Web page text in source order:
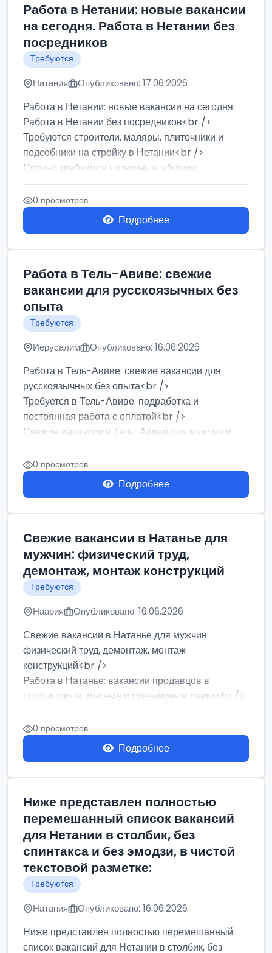
Работа в Нетании: новые вакансии
на сегодня. Работа в Нетании без
посредников
Требуются
Натания Опубликовано: 17.06.2026
Работа в Нетании: новые вакансии на сегодня.
Работа в Нетании без посредников<br />
Требуются строители, маляры, плиточники и
подсобники на стройку в Нетании<br />
Срочно требуются горничные, уборщи...
0 просмотров
Подробнее
Работа в Тель-Авиве: свежие
вакансии для русскоязычных без
опыта
Требуются
Иерусалим Опубликовано: 16.06.2026
Работа в Тель-Авиве: свежие вакансии для
русскоязычных без опыта<br />
Требуется в Тель-Авиве: подработка и
постоянная работа с оплатой<br />
Свежие вакансии в Тель-Авиве для мужчин и
женщин от хозя...
0 просмотров
Подробнее
Свежие вакансии в Натанье для
мужчин: физический труд,
демонтаж, монтаж конструкций
Требуются
Наария Опубликовано: 16.06.2026
Свежие вакансии в Натанье для мужчин:
физический труд, демонтаж, монтаж
конструкций<br />
Работа в Натанье: вакансии продавцов в
продуктовые, мясные и сувенирные лавки<br />
Разнорабочий на сборку м...
0 просмотров
Подробнее
Ниже представлен полностью
перемешанный список вакансий
для Нетании в столбик, без
спинтакса и без эмодзи, в чистой
текстовой разметке:
Требуются
Натания Опубликовано: 16.06.2026
Ниже представлен полностью перемешанный
список вакансий для Нетании в столбик, без